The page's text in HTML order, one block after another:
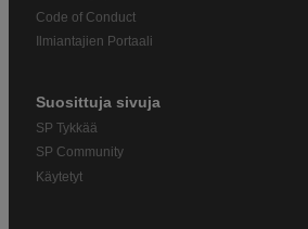
Code of Conduct
Ilmiantajien Portaali
Suosittuja sivuja
SP Tykkää
SP Community
Käytetyt